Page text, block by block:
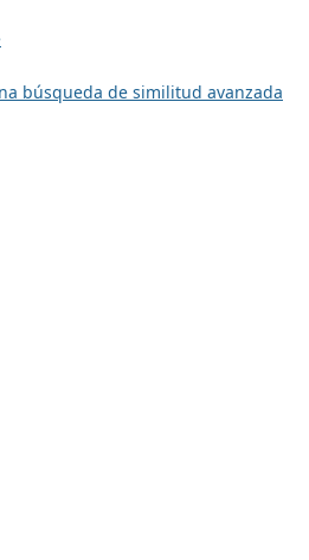
búsqueda de similitud avanzada